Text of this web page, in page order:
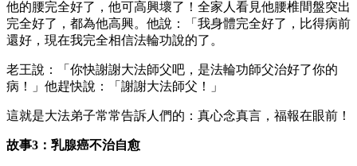
他的腰完全好了，他可高興壞了！全家人看見他腰椎間盤突出
完全好了，都為他高興。他說：「我身體完全好了，比得病前
還好，現在我完全相信法輪功說的了。
老王說：「你快謝謝大法師父吧，是法輪功師父治好了你的
病！」他趕快說：「謝謝大法師父！」
這就是大法弟子常常告訴人們的：真心念真言，福報在眼前！
故事3：乳腺癌不治自愈